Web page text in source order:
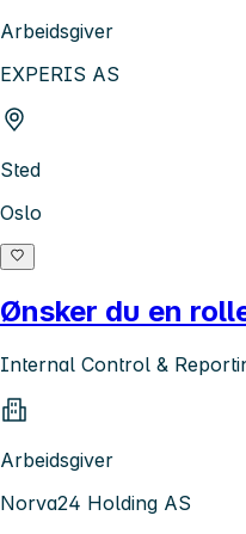
Arbeidsgiver
EXPERIS AS
Sted
Oslo
Ønsker du en
Internal Control &
Arbeidsgiver
Norva24 Holding AS